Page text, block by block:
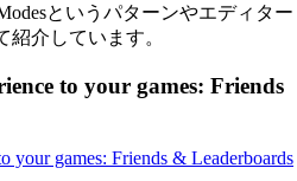
というパターンやエディター
介しています。
to your games: Friends
your games: Friends & Leaderboards